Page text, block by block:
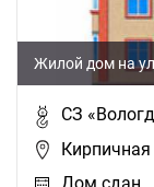
Жилой дом на
СЗ
Кирпичная